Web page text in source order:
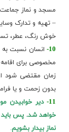
مسجد و نماز جماعت
– تهیه و تدارک
خوش رنگ، عطر،
10- انسان نسبت
مخصوصی برای
زمان مقتضی شود
بدون زحمت و یا
11-
دیر خوابیدن
خواهد شد. پس باید
نماز بیدار بشویم.